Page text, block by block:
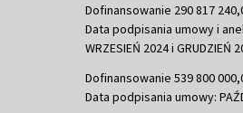
Dofinansowanie 290 817
Data podpisania umowy i
WRZESIEŃ 2024 i GRUDZIEŃ
Dofinansowanie 539 800
Data podpisania umowy: